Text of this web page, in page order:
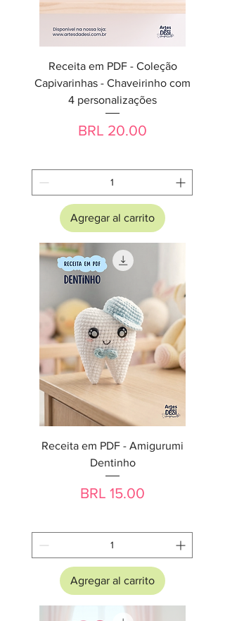
Receita em PDF - Coleção
Capivarinhas - Chaveirinho com
4 personalizações
Precio
BRL 20.00
Agregar al carrito
Receita em PDF - Amigurumi
Dentinho
Precio
BRL 15.00
Agregar al carrito